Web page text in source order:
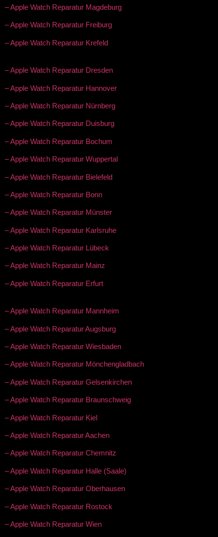
– Apple Watch Reparatur Magdeburg
– Apple Watch Reparatur Freiburg
– Apple Watch Reparatur Krefeld
– Apple Watch Reparatur Dresden
– Apple Watch Reparatur Hannover
– Apple Watch Reparatur Nürnberg
– Apple Watch Reparatur Duisburg
– Apple Watch Reparatur Bochum
– Apple Watch Reparatur Wuppertal
– Apple Watch Reparatur Bielefeld
– Apple Watch Reparatur Bonn
– Apple Watch Reparatur Münster
– Apple Watch Reparatur Karlsruhe
– Apple Watch Reparatur Lübeck
– Apple Watch Reparatur Mainz
– Apple Watch Reparatur Erfurt
– Apple Watch Reparatur Mannheim
– Apple Watch Reparatur Augsburg
– Apple Watch Reparatur Wiesbaden
– Apple Watch Reparatur Mönchengladbach
– Apple Watch Reparatur Gelsenkirchen
– Apple Watch Reparatur Braunschweig
– Apple Watch Reparatur Kiel
– Apple Watch Reparatur Aachen
– Apple Watch Reparatur Chemnitz
– Apple Watch Reparatur Halle (Saale)
– Apple Watch Reparatur Oberhausen
– Apple Watch Reparatur Rostock
– Apple Watch Reparatur Wien